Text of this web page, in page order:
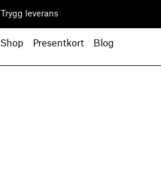
Trygg leverans
Shop Presentkort Blog